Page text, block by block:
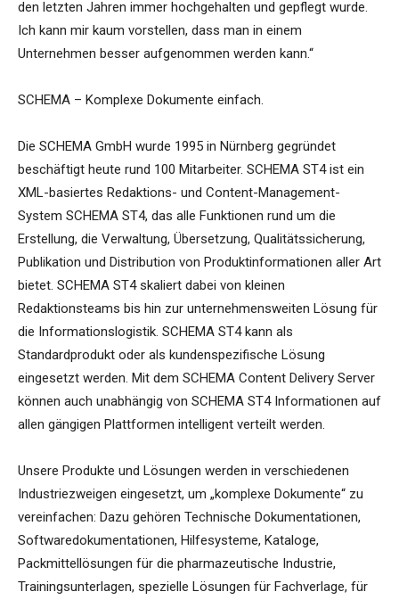
den letzten Jahren immer hochgehalten und gepflegt wurde.
Ich kann mir kaum vorstellen, dass man in einem
Unternehmen besser aufgenommen werden kann.“
SCHEMA – Komplexe Dokumente einfach.
Die SCHEMA GmbH wurde 1995 in Nürnberg gegründet
beschäftigt heute rund 100 Mitarbeiter. SCHEMA ST4 ist ein
XML-basiertes Redaktions- und Content-Management-
System SCHEMA ST4, das alle Funktionen rund um die
Erstellung, die Verwaltung, Übersetzung, Qualitätssicherung,
Publikation und Distribution von Produktinformationen aller Art
bietet. SCHEMA ST4 skaliert dabei von kleinen
Redaktionsteams bis hin zur unternehmensweiten Lösung für
die Informationslogistik. SCHEMA ST4 kann als
Standardprodukt oder als kundenspezifische Lösung
eingesetzt werden. Mit dem SCHEMA Content Delivery Server
können auch unabhängig von SCHEMA ST4 Informationen auf
allen gängigen Plattformen intelligent verteilt werden.
Unsere Produkte und Lösungen werden in verschiedenen
Industriezweigen eingesetzt, um „komplexe Dokumente“ zu
vereinfachen: Dazu gehören Technische Dokumentationen,
Softwaredokumentationen, Hilfesysteme, Kataloge,
Packmittellösungen für die pharmazeutische Industrie,
Trainingsunterlagen, spezielle Lösungen für Fachverlage, für